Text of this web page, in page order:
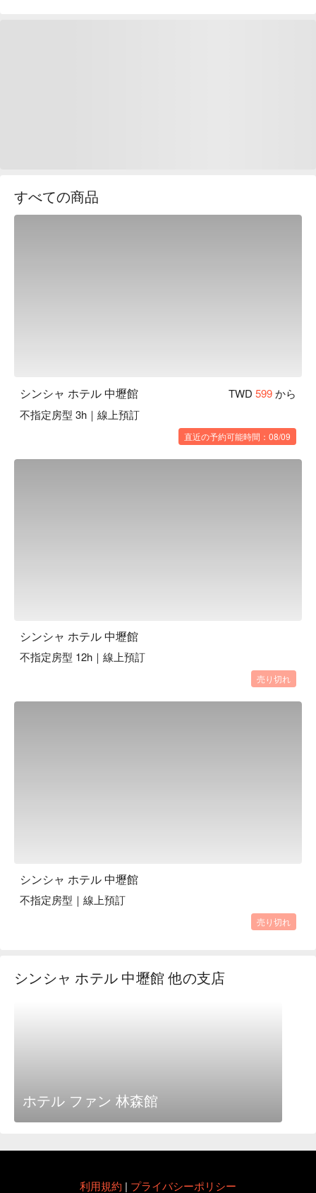
すべての商品
シンシャ ホテル 中壢館 TWD 599から
不指定房型 3h｜線上預訂
直近の予約可能時間：08/09
シンシャ ホテル 中壢館
不指定房型 12h｜線上預訂
売り切れ
シンシャ ホテル 中壢館
不指定房型｜線上預訂
売り切れ
シンシャ ホテル 中壢館 他の支店
ホテル ファン 林森館
利用規約 | プライバシーポリシー